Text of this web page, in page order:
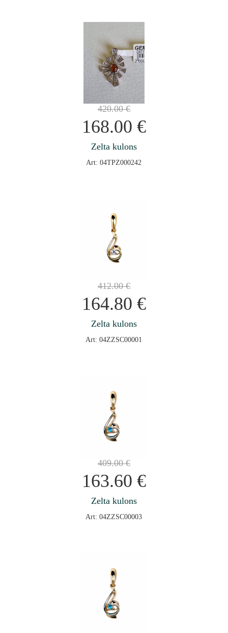
420.00€
168.00 €
Zelta kulons
Art: 04TPZ000242
412.00€
164.80 €
Zelta kulons
Art: 04ZZSC00001
409.00€
163.60 €
Zelta kulons
Art: 04ZZSC00003